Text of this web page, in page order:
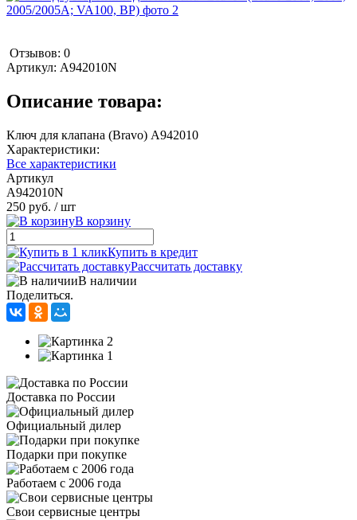
Отзывов: 0
Артикул: A942010N
Описание товара:
Ключ для клапана (Bravo) A942010
Характеристики:
Все характеристики
Артикул
A942010N
250 руб. / шт
В корзину
Купить в кредит
Рассчитать доставку
В наличии
Поделиться.
Доставка по России
Официальный дилер
Подарки при покупке
Работаем с 2006 года
Свои сервисные центры